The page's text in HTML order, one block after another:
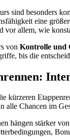
sind besonders
eine
vor allem, wie
von Kontrolle und
bis die
kürzeren
alle Chancen im
hängen stärker von